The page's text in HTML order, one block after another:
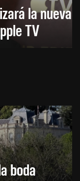
la nueva
TV
boda